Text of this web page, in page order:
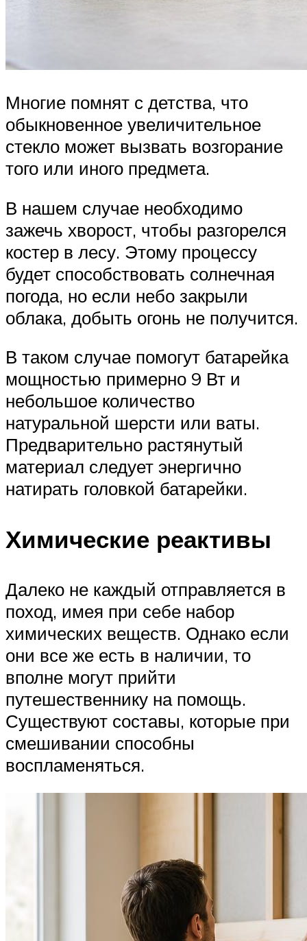
Многие помнят с детства, что
обыкновенное увеличительное
стекло может вызвать возгорание
того или иного предмета.
В нашем случае необходимо
зажечь хворост, чтобы разгорелся
костер в лесу. Этому процессу
будет способствовать солнечная
погода, но если небо закрыли
облака, добыть огонь не получится.
В таком случае помогут батарейка
мощностью примерно 9 Вт и
небольшое количество
натуральной шерсти или ваты.
Предварительно растянутый
материал следует энергично
натирать головкой батарейки.
Химические реактивы
Далеко не каждый отправляется в
поход, имея при себе набор
химических веществ. Однако если
они все же есть в наличии, то
вполне могут прийти
путешественнику на помощь.
Существуют составы, которые при
смешивании способны
воспламеняться.